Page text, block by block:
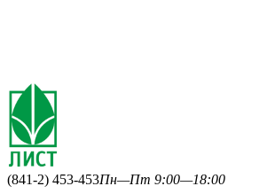
(841-2) 453-453Пн—Пт 9:00—18:00